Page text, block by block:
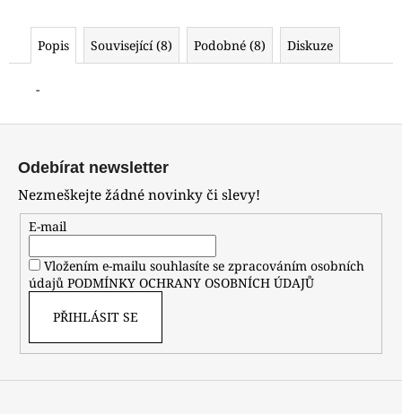
Popis Související (8) Podobné (8) Diskuze
-
Odebírat newsletter
Nezmeškejte žádné novinky či slevy!
E-mail
Vložením e-mailu souhlasíte se zpracováním osobních
údajů PODMÍNKY OCHRANY OSOBNÍCH ÚDAJŮ
PŘIHLÁSIT SE